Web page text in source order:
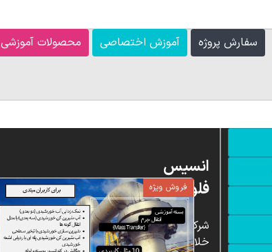
محصولات آموزشی آموزش اختصاصی سفارش پروژه
فروش ویژه
انسیس
فلوئنت
شرکت
خلاق